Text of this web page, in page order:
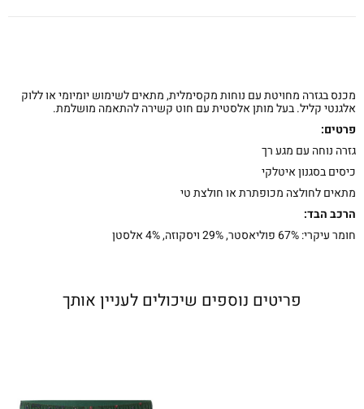
מכנס בגזרה מחויטת עם נוחות מקסימלית, מתאים לשימוש יומיומי או ללוק
אלגנטי קליל. בעל מותן אלסטית עם חוט קשירה להתאמה מושלמת.
פרטים:
גזרה נוחה עם מגע רך
כיסים בסגנון איטלקי
מתאים לחולצה מכופתרת או חולצת טי
הרכב הבד:
חומר עיקרי: 67% פוליאסטר, 29% ויסקוזה, 4% אלסטן
פריטים נוספים שיכולים לעניין אותך